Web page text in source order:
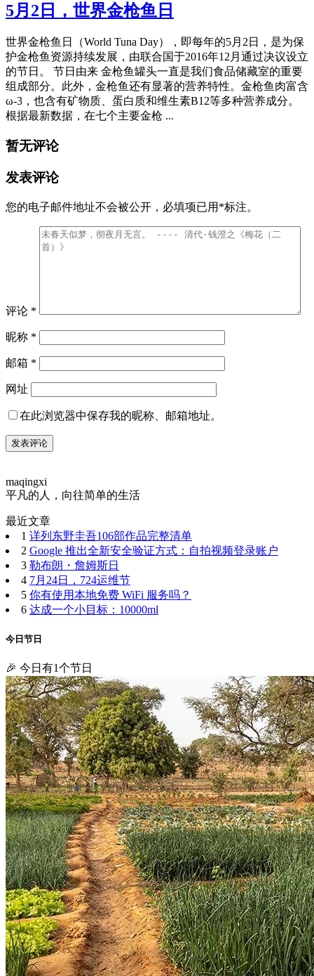
5月2日，世界金枪鱼日
世界金枪鱼日（World Tuna Day），即每年的5月2日，是为保
护金枪鱼资源持续发展，由联合国于2016年12月通过决议设立
的节日。 节日由来 金枪鱼罐头一直是我们食品储藏室的重要
组成部分。此外，金枪鱼还有显著的营养特性。金枪鱼肉富含
ω-3，也含有矿物质、蛋白质和维生素B12等多种营养成分。
根据最新数据，在七个主要金枪 ...
暂无评论
发表评论
您的电子邮件地址不会被公开， 必填项已用 *标注。
评论 *
昵称 *
邮箱 *
网址
在此浏览器中保存我的昵称、邮箱地址。
maqingxi
平凡的人，向往简单的生活
最近文章
1 详列东野圭吾106部作品完整清单
2 Google 推出全新安全验证方式：自拍视频登录账户
3 勒布朗・詹姆斯日
4 7月24日，724运维节
5 你有使用本地免费 WiFi 服务吗？
6 达成一个小目标：10000ml
今日节日
🎉 今日有1个节日